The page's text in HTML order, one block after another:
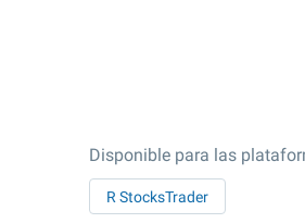
Disponible para las
R StocksTrader